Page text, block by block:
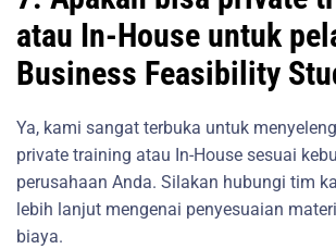
atau In-House untuk
Business Feasibility
Ya, kami sangat terbuka untuk
private training atau In-House sesuai
perusahaan Anda. Silakan hubungi tim
lebih lanjut mengenai penyesuaian
biaya.